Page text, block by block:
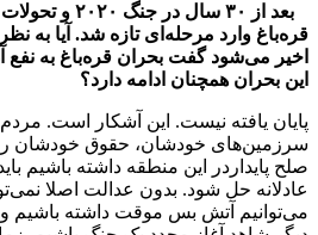
بعد از ۳۰ سال
قره‌باغ وارد مرحله‌ای تازه شد. آیا به
اخیر می‌شود گفت بحران قره‌باغ به نفع
این بحران همچنان ادامه دارد؟
پایان یافته نیست. این آشکار است.
سرزمین‌های خودشان، حقوق خودشان را
صلح پایداردر این منطقه داشته باشیم
عادلانه حل شود‌. بدون عدالت اصلا